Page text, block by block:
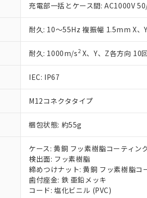
充電部一括とケース間: AC1000V
耐久: 10～55Hz 複振幅 1.5mm X、
耐久: 1000m/s2X、Y、Z各方向 10
IEC: IP67
M12コネクタタイプ
梱包状態: 約55g
ケース: 黄銅 フッ素樹脂コーティン
検出面: フッ素樹脂
締めつけナット: 黄銅 フッ素樹脂コ
歯付座金: 鉄 亜鉛メッキ
コード: 塩化ビニル (PVC)
また、RoHS指令のフ
混在することから備考
既に当社にて対応品へ
り割愛しております。